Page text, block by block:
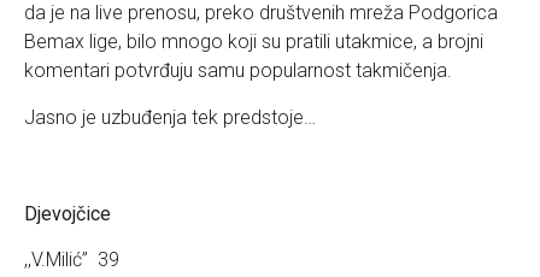
da je na live prenosu, preko društvenih mreža Podgorica
Bemax lige, bilo mnogo koji su pratili utakmice, a brojni
komentari potvrđuju samu popularnost takmičenja.
Jasno je uzbuđenja tek predstoje…
Djevojčice
,,V.Milić” 39